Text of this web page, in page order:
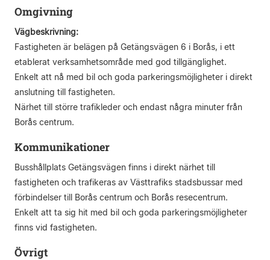
Omgivning
Vägbeskrivning:
Fastigheten är belägen på Getängsvägen 6 i Borås, i ett
etablerat verksamhetsområde med god tillgänglighet.
Enkelt att nå med bil och goda parkeringsmöjligheter i direkt
anslutning till fastigheten.
Närhet till större trafikleder och endast några minuter från
Borås centrum.
Kommunikationer
Busshållplats Getängsvägen finns i direkt närhet till
fastigheten och trafikeras av Västtrafiks stadsbussar med
förbindelser till Borås centrum och Borås resecentrum.
Enkelt att ta sig hit med bil och goda parkeringsmöjligheter
finns vid fastigheten.
Övrigt